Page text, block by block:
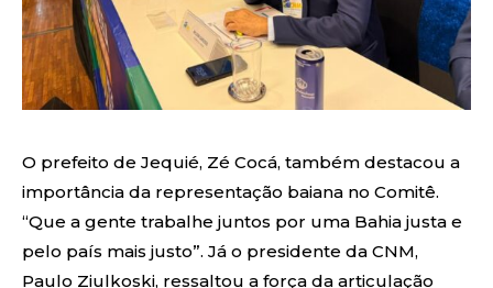
O prefeito de Jequié, Zé Cocá, também destacou a
importância da representação baiana no Comitê.
“Que a gente trabalhe juntos por uma Bahia justa e
pelo país mais justo”. Já o presidente da CNM,
Paulo Ziulkoski, ressaltou a força da articulação